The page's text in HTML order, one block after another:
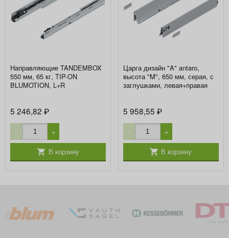
Направляющие TANDEMBOX
550 мм, 65 кг, TIP-ON
BLUMOTION, L+R
5 246,82₽
− +
В корзину
Царга дизайн "A" antaro,
высота "M", 650 мм, серая, с
заглушками, левая+правая
5 958,55 ₽
− +
В корзину